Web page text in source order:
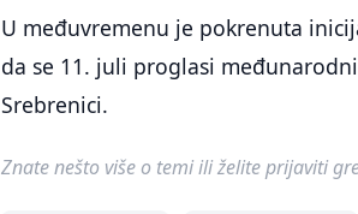
U međuvremenu je pokrenuta
da se 11. juli proglasi
Srebrenici.
Znate nešto više o temi ili želite prijaviti